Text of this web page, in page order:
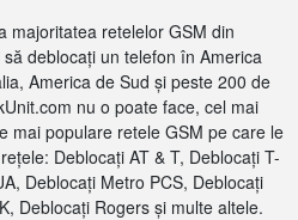
majoritatea retelelor GSM din
deblocați un telefon în America
America de Sud și peste 200 de
nu o poate face, cel mai
mai populare retele GSM pe care le
Deblocați AT & T, Deblocați T-
Deblocați Metro PCS, Deblocați
Deblocați Rogers și multe altele.